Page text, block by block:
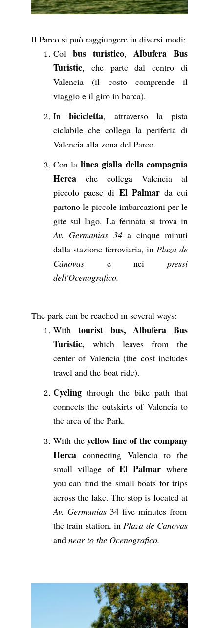
Il Parco si può raggiungere in diversi modi:
Col bus turistico, Albufera Bus
Turistic, che parte dal centro di
Valencia (il costo comprende il
viaggio e il giro in barca).
In bicicletta, attraverso la pista
ciclabile che collega la periferia di
Valencia alla zona del Parco.
Con la linea gialla della compagnia
Herca che collega Valencia al
piccolo paese di El Palmar da cui
partono le piccole imbarcazioni per le
gite sul lago. La fermata si trova in
Av. Germanias 34a cinque minuti
dalla stazione ferroviaria, in Plaza de
Cánovas e nei pressi
dell'Ocenografico.
The park can be reached in several ways:
With tourist bus, Albufera Bus
Turistic, which leaves from the
center of Valencia (the cost includes
travel and the boat ride).
Cycling through the bike path that
connects the outskirts of Valencia to
the area of the Park.
With theyellow line of the company
Herca connecting Valencia to the
small village ofEl Palmar where
you can find the small boats for trips
across the lake. The stop is located at
Av. Germanias 34 five minutes from
the train station, inPlaza de Canovas
and near to the Ocenografico.